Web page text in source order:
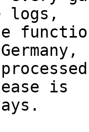
logs,
is